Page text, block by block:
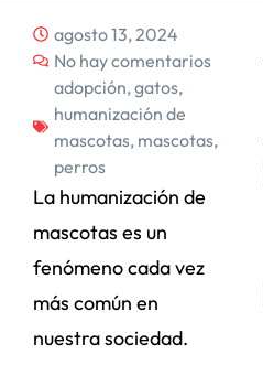
agosto 13, 2024
No hay comentarios
adopción, gatos,
humanización de
mascotas, mascotas,
perros
La humanización de
mascotas es un
fenómeno cada vez
más común en
nuestra sociedad.